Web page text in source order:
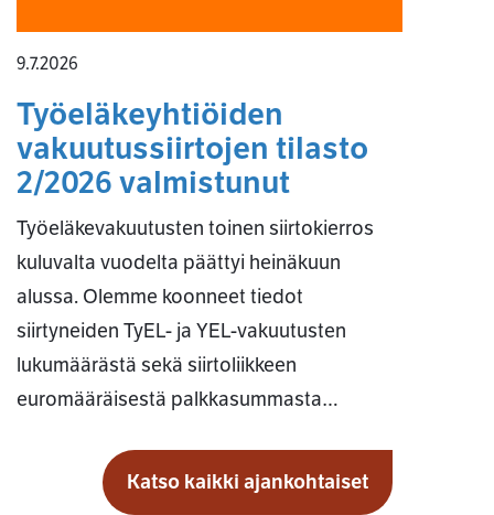
9.7.2026
Työeläkeyhtiöiden
vakuutussiirtojen tilasto
2/2026 valmistunut
Työeläkevakuutusten toinen siirtokierros
kuluvalta vuodelta päättyi heinäkuun
alussa. Olemme koonneet tiedot
siirtyneiden TyEL- ja YEL-vakuutusten
lukumäärästä sekä siirtoliikkeen
euromääräisestä palkkasummasta…
Katso kaikki ajankohtaiset